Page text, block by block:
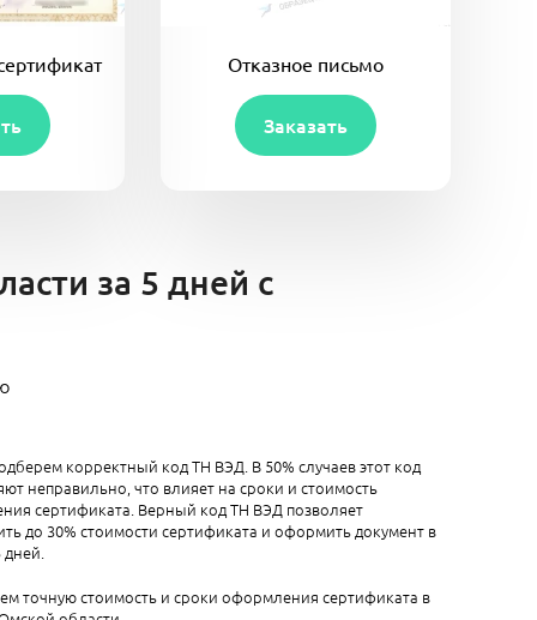
Отказное письмо
Заказать
за 5 дней с
корректный код ТН ВЭД. В 50% случаев этот код
неправильно, что влияет на сроки и стоимость
сертификата. Верный код ТН ВЭД позволяет
до 30% стоимости сертификата и оформить документ в
дней.
точную стоимость и сроки оформления сертификата в